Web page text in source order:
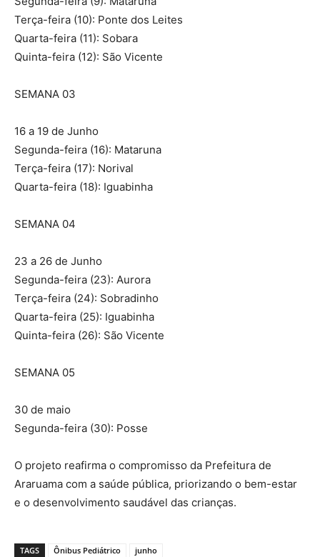
Terça-feira (10): Ponte dos Leites
Quarta-feira (11): Sobara
Quinta-feira (12): São Vicente
SEMANA 03
16 a 19 de Junho
Segunda-feira (16): Mataruna
Terça-feira (17): Norival
Quarta-feira (18): Iguabinha
SEMANA 04
23 a 26 de Junho
Segunda-feira (23): Aurora
Terça-feira (24): Sobradinho
Quarta-feira (25): Iguabinha
Quinta-feira (26): São Vicente
SEMANA 05
30 de maio
Segunda-feira (30): Posse
O projeto reafirma o compromisso da Prefeitura de
Araruama com a saúde pública, priorizando o bem-estar
e o desenvolvimento saudável das crianças.
TAGS Ônibus Pediátrico junho